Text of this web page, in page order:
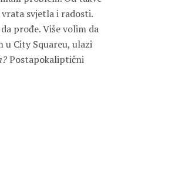
svjetla i radosti.
prođe. Više volim da
u City Squareu, ulazi
Postapokaliptični